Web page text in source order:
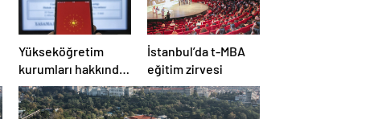
Yükseköğretim
kurumları hakkında
Cumhurbaşkanı
kararı Resmi
İstanbul’da t-MBA
eğitim zirvesi